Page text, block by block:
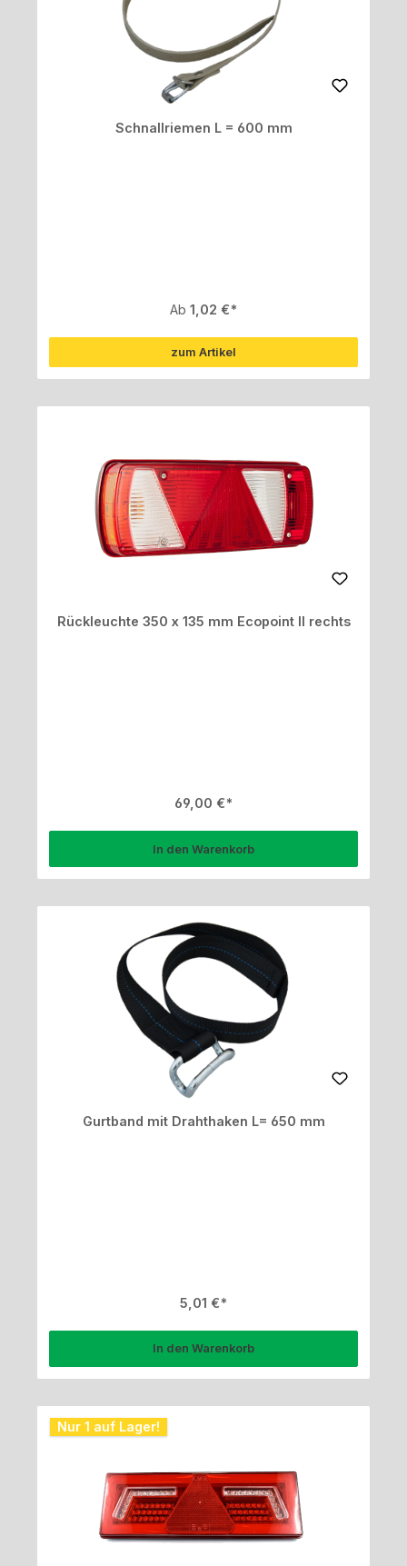
Schnallriemen L = 600 mm
Regulärer Preis:
Ab 1,02 €
zum Artikel
Rückleuchte 350 x 135 mm Ecopoint II rechts
Regulärer Preis:
69,00 €
In den Warenkorb
Gurtband mit Drahthaken L= 650 mm
Regulärer Preis:
5,01 €
In den Warenkorb
Nur 1 auf Lager!